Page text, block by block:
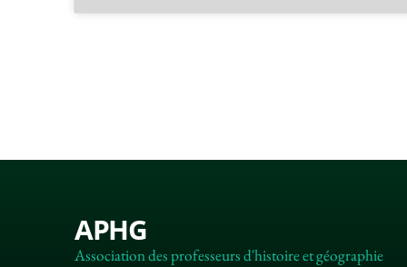
APHG
Association des professeurs d'histoire et géographie